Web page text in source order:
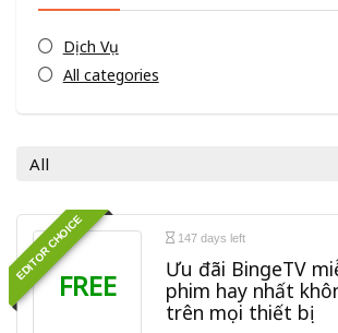
Dịch Vụ
All categories
All
EDITOR CHOICE
FREE
147 days left
Ưu đãi BingeTV
phim hay nhất
trên mọi thiết bị